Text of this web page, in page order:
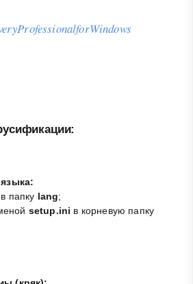
папку lang;
setup.ini в корневую папку